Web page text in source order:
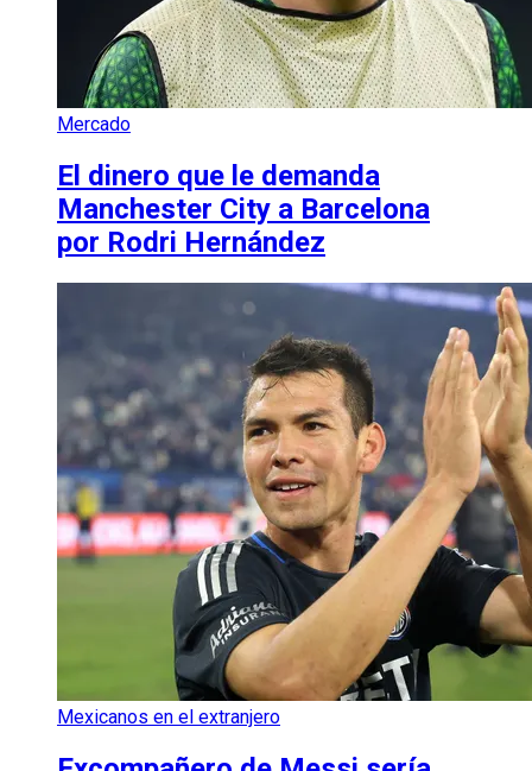
Mercado
El dinero que le demanda
Manchester City a Barcelona
por Rodri Hernández
Mexicanos en el extranjero